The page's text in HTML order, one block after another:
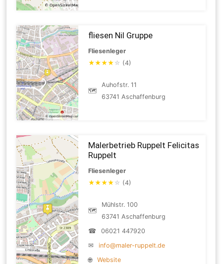
fliesen Nil Gruppe
Fliesenleger
★★★★ ☆ (4)
🗺
Auhofstr. 11
63741 Aschaffenburg
Malerbetrieb Ruppelt Felicitas
Ruppelt
Fliesenleger
★★★★ ☆ (4)
🗺
Mühlstr. 100
63741 Aschaffenburg
☎
06021 447920
✉
info@maler-ruppelt.de
🌐
Website